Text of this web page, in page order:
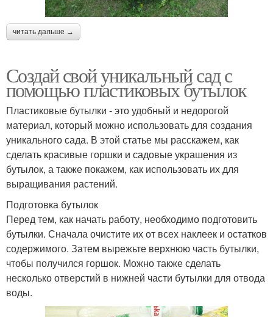
читать дальше →
Создай свой уникальный сад с
помощью пластиковых бутылок
Пластиковые бутылки - это удобный и недорогой
материал, который можно использовать для создания
уникального сада. В этой статье мы расскажем, как
сделать красивые горшки и садовые украшения из
бутылок, а также покажем, как использовать их для
выращивания растений.
Подготовка бутылок
Перед тем, как начать работу, необходимо подготовить
бутылки. Сначала очистите их от всех наклеек и остатков
содержимого. Затем вырежьте верхнюю часть бутылки,
чтобы получился горшок. Можно также сделать
несколько отверстий в нижней части бутылки для отвода
воды.